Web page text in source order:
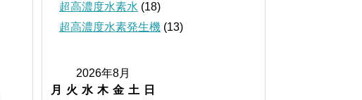
超高濃度水素水 (18)
超高濃度水素発生機 (13)
2026年8月
月
火 水 木 金 土
日